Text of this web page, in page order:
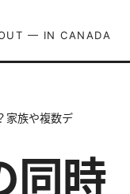
— IN CANADA
家族や複数デ
同時